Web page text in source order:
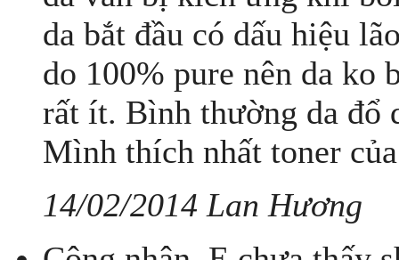
da bắt đầu có dấu hiệu
do 100% pure nên da ko
rất ít. Bình thường da đổ
Mình thích nhất toner
14/02/2014 Lan Hương